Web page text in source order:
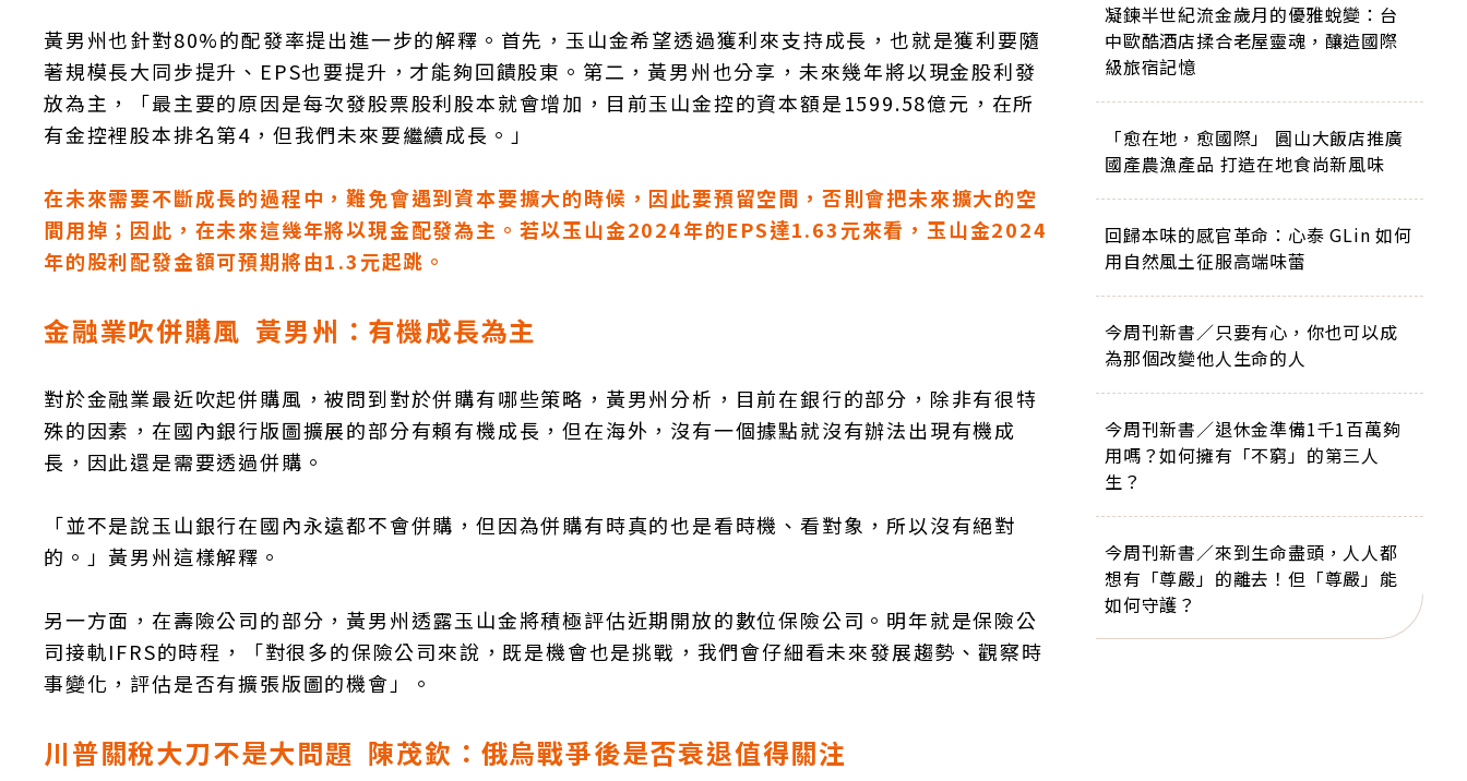
黃男州也針對80%的配發率提出進一步的解釋。首先，玉山金希望透過獲利來支持成長，也就是獲利要隨
著規模長大同步提升、EPS也要提升，才能夠回饋股東。第二，黃男州也分享，未來幾年將以現金股利發
放為主，「最主要的原因是每次發股票股利股本就會增加，目前玉山金控的資本額是1599.58億元，在所
有金控裡股本排名第4，但我們未來要繼續成長。」
在未來需要不斷成長的過程中，難免會遇到資本要擴大的時候，因此要預留空間，否則會把未來擴大的空
間用掉；因此，在未來這幾年將以現金配發為主。若以玉山金2024年的EPS達1.63元來看，玉山金2024
年的股利配發金額可預期將由1.3元起跳。
金融業吹併購風 黃男州：有機成長為主
對於金融業最近吹起併購風，被問到對於併購有哪些策略，黃男州分析，目前在銀行的部分，除非有很特
殊的因素，在國內銀行版圖擴展的部分有賴有機成長，但在海外，沒有一個據點就沒有辦法出現有機成
長，因此還是需要透過併購。
「並不是說玉山銀行在國內永遠都不會併購，但因為併購有時真的也是看時機、看對象，所以沒有絕對
的。」黃男州這樣解釋。
另一方面，在壽險公司的部分，黃男州透露玉山金將積極評估近期開放的數位保險公司。明年就是保險公
司接軌IFRS的時程，「對很多的保險公司來說，既是機會也是挑戰，我們會仔細看未來發展趨勢、觀察時
事變化，評估是否有擴張版圖的機會」。
川普關稅大刀不是大問題 陳茂欽：俄烏戰爭後是否衰退值得關注
凝鍊半世紀流金歲月的優雅蛻變：台
中歐酷酒店揉合老屋靈魂，釀造國際
級旅宿記憶
「愈在地，愈國際」 圓山大飯店推廣
國產農漁產品 打造在地食尚新風味
回歸本味的感官革命：心泰 GLin 如何
用自然風土征服高端味蕾
今周刊新書／只要有心，你也可以成
為那個改變他人生命的人
今周刊新書／退休金準備1千1百萬夠
用嗎？如何擁有「不窮」的第三人
生？
今周刊新書／來到生命盡頭，人人都
想有「尊嚴」的離去！但「尊嚴」能
如何守護？